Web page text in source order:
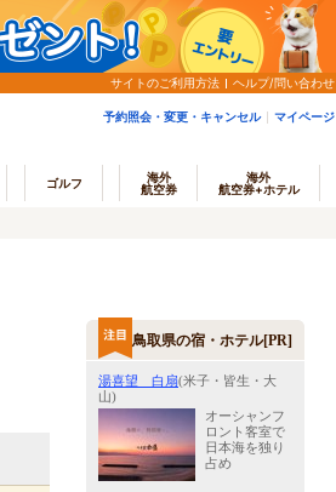
サイトのご利用方法 ヘルプ/問い合わせ
予約照会・変更・キャンセル マイページ
ゴルフ
海外
航空券
海外
航空券+ホテル
鳥取県の宿・ホテル[PR]
湯喜望 白扇(米子・皆生・大
山)
オーシャンフ
ロント客室で
日本海を独り
占め